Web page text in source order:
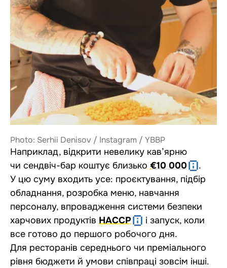
Photo: Serhii Denisov / Instagram / YBBP
Наприклад, відкрити невелику кав’ярню
чи сендвіч-бар коштує близько €10 000
.
У цю суму входить усе: проєктування, підбір
обладнання, розробка меню, навчання
персоналу, впровадження системи безпеки
харчових продуктів HACCP
і запуск, коли
все готово до першого робочого дня.
Для ресторанів середнього чи преміального
рівня бюджети й умови співпраці зовсім інші.